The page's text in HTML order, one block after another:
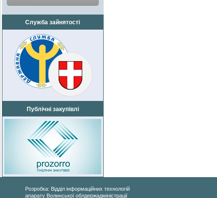
Служба зайнятості
Публічні закупівлі
Розробка: Відділ інформаційних технологій
апарату Волинської облдержадміністрації